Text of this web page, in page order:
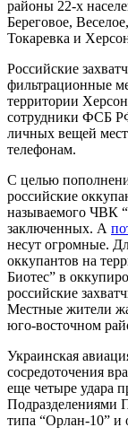
районы 22-х
Береговое,
Токаревка и
Российские
фильтрационные
территории
сотрудники ФСБ
личных вещей
телефонам.
С целью
российские
называемого ЧВК
заключенных. А
несут огромные.
оккупантов на
Биотес” в
российские
Местные жители
юго-восточном
Украинская
сосредоточения
еще четыре удара
Подразделениями
типа “Орлан-10” и